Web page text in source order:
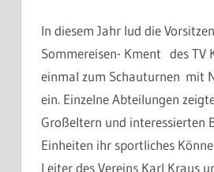
In diesem Jahr lud die
Sommereisen- Kment des TV
einmal zum Schauturnen mit
ein. Einzelne Abteilungen
Großeltern und interessierten
Einheiten ihr sportliches
Leiter des Vereins Karl Kraus